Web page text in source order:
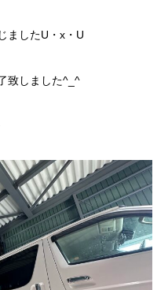
ましたU・x・U
致しました^_^